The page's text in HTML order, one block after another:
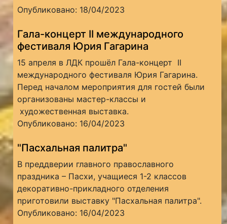
Опубликовано: 18/04/2023
Гала-концерт II международного
фестиваля Юрия Гагарина
15 апреля в ЛДК прошёл Гала-концерт II
международного фестиваля Юрия Гагарина.
Перед началом мероприятия для гостей были
организованы мастер-классы и
художественная выставка.
Опубликовано: 16/04/2023
"Пасхальная палитра"
В преддверии главного православного
праздника – Пасхи, учащиеся 1-2 классов
декоративно-прикладного отделения
приготовили выставку "Пасхальная палитра".
Опубликовано: 16/04/2023